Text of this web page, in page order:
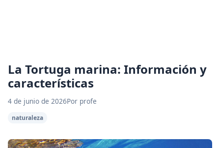
La Tortuga marina: Información y
características
4 de junio de 2026Por profe
naturaleza